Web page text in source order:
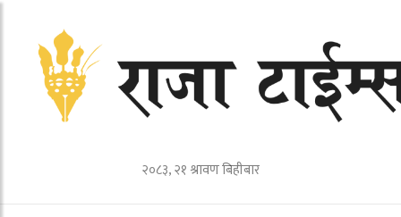
२०८३, २१ श्रावण बिहीबार